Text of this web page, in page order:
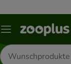
Menü
Produkte
suchen